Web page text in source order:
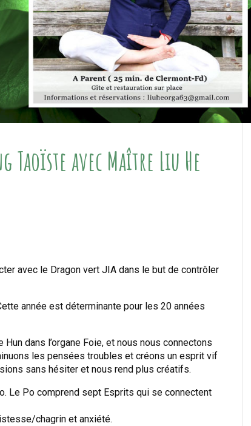
Taoïste avec Maître Liu He
avec le Dragon vert JIA dans le but de contrôler
année est déterminante pour les 20 années
Hun dans l’organe Foie, et nous nous connectons
les pensées troubles et créons un esprit vif
sans hésiter et nous rend plus créatifs.
Le Po comprend sept Esprits qui se connectent
chagrin et anxiété.